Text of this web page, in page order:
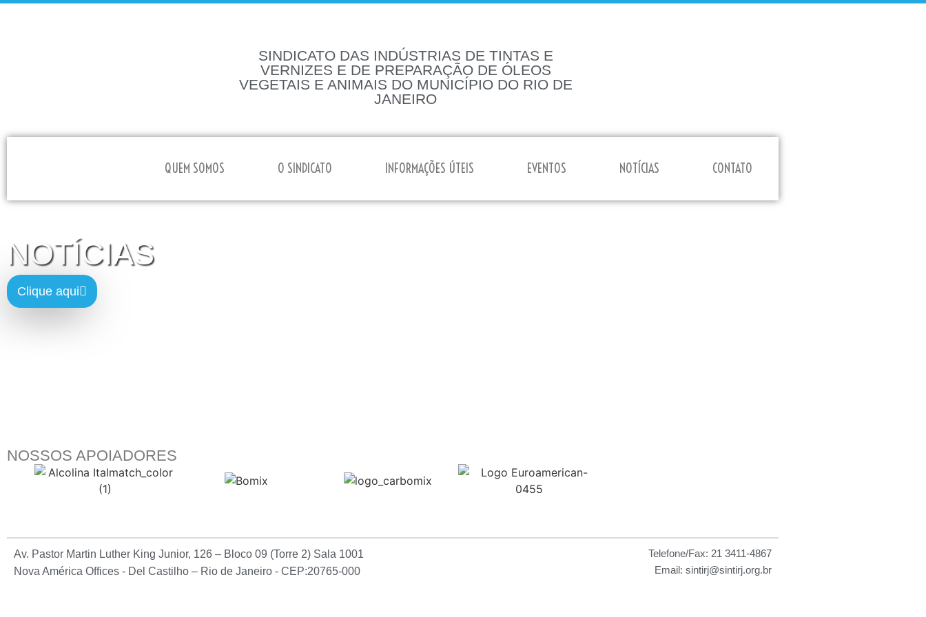
SINDICATO DAS INDÚSTRIAS DE TINTAS E
VERNIZES E DE PREPARAÇÃO DE ÓLEOS
VEGETAIS E ANIMAIS DO MUNICÍPIO DO RIO DE
JANEIRO
QUEM SOMOS O SINDICATO INFORMAÇÕES ÚTEIS EVENTOS NOTÍCIAS CONTATO
NOTÍCIAS
Clique aqui
NOSSOS APOIADORES
Av. Pastor Martin Luther King Junior, 126 – Bloco 09 (Torre 2) Sala 1001
Nova América Offices - Del Castilho – Rio de Janeiro - CEP:20765-000
Telefone/Fax: 21 3411-4867
Email: sintirj@sintirj.org.br